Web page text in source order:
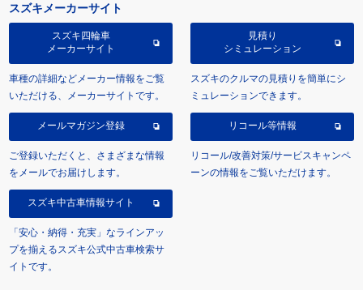
スズキメーカーサイト
スズキ四輪車
メーカーサイト
車種の詳細などメーカー情報をご覧
いただける、メーカーサイトです。
見積り
シミュレーション
スズキのクルマの見積りを簡単にシ
ミュレーションできます。
メールマガジン登録
ご登録いただくと、さまざまな情報
をメールでお届けします。
リコール等情報
リコール/改善対策/サービスキャンペ
ーンの情報をご覧いただけます。
スズキ中古車情報サイト
「安心・納得・充実」なラインアッ
プを揃えるスズキ公式中古車検索サ
イトです。